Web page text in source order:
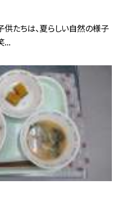
供たちは、夏らしい自然の様子
...